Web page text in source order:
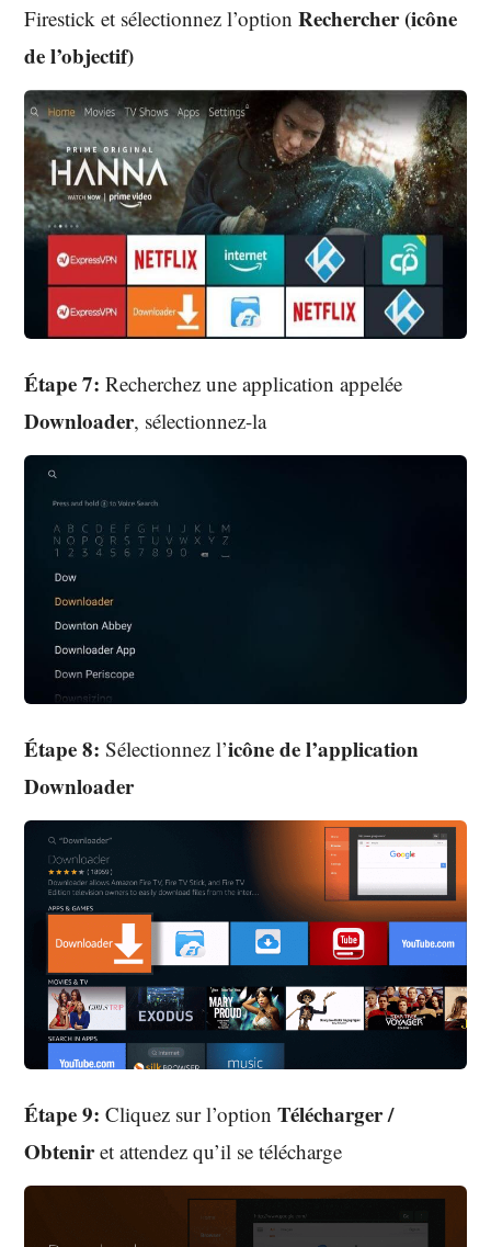
Firestick et sélectionnez l’optionRechercher (icône
de l’objectif)
Étape 7: Recherchez une application appelée
Downloader, sélectionnez-la
Étape 8: Sélectionnez l’icône de l’application
Downloader
Étape 9: Cliquez sur l’optionTélécharger /
Obteniret attendez qu’il se télécharge